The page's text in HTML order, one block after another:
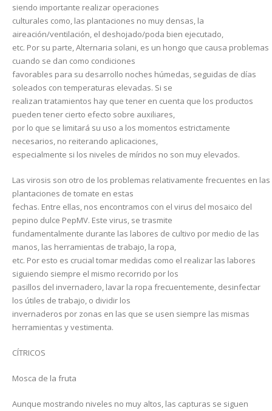
siendo importante realizar operaciones
culturales como, las plantaciones no muy densas, la
aireación/ventilación, el deshojado/poda bien ejecutado,
etc. Por su parte, Alternaria solani, es un hongo que causa problemas
cuando se dan como condiciones
favorables para su desarrollo noches húmedas, seguidas de días
soleados con temperaturas elevadas. Si se
realizan tratamientos hay que tener en cuenta que los productos
pueden tener cierto efecto sobre auxiliares,
por lo que se limitará su uso a los momentos estrictamente
necesarios, no reiterando aplicaciones,
especialmente si los niveles de míridos no son muy elevados.
Las virosis son otro de los problemas relativamente frecuentes en las
plantaciones de tomate en estas
fechas. Entre ellas, nos encontramos con el virus del mosaico del
pepino dulce PepMV. Este virus, se trasmite
fundamentalmente durante las labores de cultivo por medio de las
manos, las herramientas de trabajo, la ropa,
etc. Por esto es crucial tomar medidas como el realizar las labores
siguiendo siempre el mismo recorrido por los
pasillos del invernadero, lavar la ropa frecuentemente, desinfectar
los útiles de trabajo, o dividir los
invernaderos por zonas en las que se usen siempre las mismas
herramientas y vestimenta.
CÍTRICOS
Mosca de la fruta
Aunque mostrando niveles no muy altos, las capturas se siguen